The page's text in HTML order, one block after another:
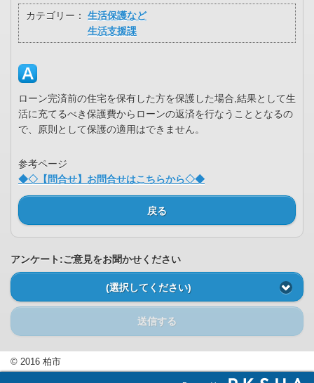
カテゴリー：
生活保護など
生活支援課
ローン完済前の住宅を保有した方を保護した場合,結果として生
活に充てるべき保護費からローンの返済を行なうこととなるの
で、原則として保護の適用はできません。
参考ページ
◆◇【問合せ】お問合せはこちらから◇◆
戻る
アンケート:ご意見をお聞かせください
(選択してください)
送信する
© 2016 柏市